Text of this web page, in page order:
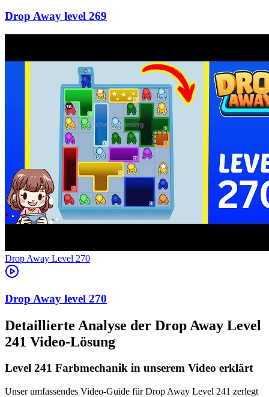
269
Level 270
270
Detaillierte Analyse der Drop Away Level
241 Video-Lösung
Level 241 Farbmechanik in unserem Video erklärt
Unser umfassendes Video-Guide für Drop Away Level 241 zerlegt